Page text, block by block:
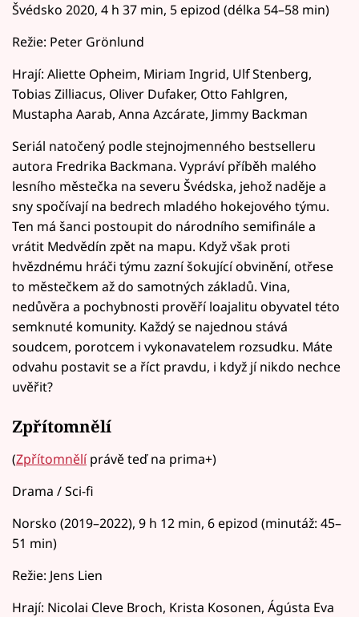
Švédsko 2020, 4 h 37 min, 5 epizod (délka 54–58 min)
Režie: Peter Grönlund
Hrají: Aliette Opheim, Miriam Ingrid, Ulf Stenberg,
Tobias Zilliacus, Oliver Dufaker, Otto Fahlgren,
Mustapha Aarab, Anna Azcárate, Jimmy Backman
Seriál natočený podle stejnojmenného bestselleru
autora Fredrika Backmana. Vypráví příběh malého
lesního městečka na severu Švédska, jehož naděje a
sny spočívají na bedrech mladého hokejového týmu.
Ten má šanci postoupit do národního semifinále a
vrátit Medvědín zpět na mapu. Když však proti
hvězdnému hráči týmu zazní šokující obvinění, otřese
to městečkem až do samotných základů. Vina,
nedůvěra a pochybnosti prověří loajalitu obyvatel této
semknuté komunity. Každý se najednou stává
soudcem, porotcem i vykonavatelem rozsudku. Máte
odvahu postavit se a říct pravdu, i když jí nikdo nechce
uvěřit?
Zpřítomnělí
(Zpřítomnělí právě teď na prima+)
Drama / Sci-fi
Norsko (2019–2022), 9 h 12 min, 6 epizod (minutáž: 45–
51 min)
Režie: Jens Lien
Hrají: Nicolai Cleve Broch, Krista Kosonen, Ágústa Eva